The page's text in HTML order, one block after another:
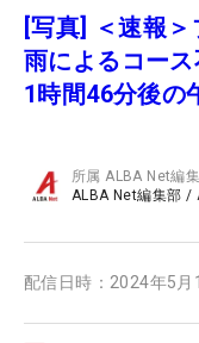
[写真] ＜速報
雨によるコー
1時間46分後の
所属ALBA Net編
ALBA Net編集部 /
配信日時： 2024年5月